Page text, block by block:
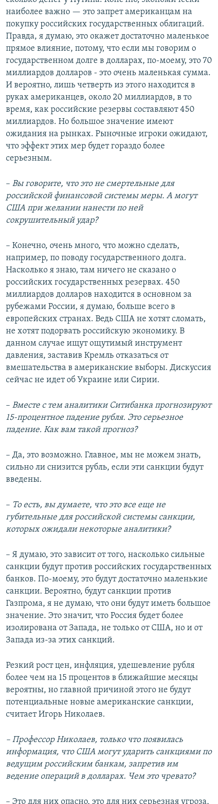
наиболее важно — это запрет американцам на
покупку российских государственных облигаций.
Правда, я думаю, это окажет достаточно маленькое
прямое влияние, потому, что если мы говорим о
государственном долге в долларах, по-моему, это 70
миллиардов долларов - это очень маленькая сумма.
И вероятно, лишь четверть из этого находится в
руках американцев, около 20 миллиардов, в то
время, как российские резервы составляют 450
миллиардов. Но большое значение имеют
ожидания на рынках. Рыночные игроки ожидают,
что эффект этих мер будет гораздо более
серьезным.
– Вы говорите, что это не смертельные для
российской финансовой системы меры. А могут
США при желании нанести по ней
сокрушительный удар?
– Конечно, очень много, что можно сделать,
например, по поводу государственного долга.
Насколько я знаю, там ничего не сказано о
российских государственных резервах. 450
миллиардов долларов находится в основном за
рубежами России, я думаю, больше всего в
европейских странах. Ведь США не хотят сломать,
не хотят подорвать российскую экономику. В
данном случае ищут ощутимый инструмент
давления, заставив Кремль отказаться от
вмешательства в американские выборы. Дискуссия
сейчас не идет об Украине или Сирии.
– Вместе с тем аналитики Ситибанка прогнозируют
15-процентное падение рубля. Это серьезное
падение. Как вам такой прогноз?
– Да, это возможно. Главное, мы не можем знать,
сильно ли снизится рубль, если эти санкции будут
введены.
– То есть, вы думаете, что это все еще не
губительные для российской системы санкции,
которых ожидали некоторые аналитики?
– Я думаю, это зависит от того, насколько сильные
санкции будут против российских государственных
банков. По-моему, это будут достаточно маленькие
санкции. Вероятно, будут санкции против
Газпрома, я не думаю, что они будут иметь большое
значение. Это значит, что Россия будет более
изолирована от Запада, не только от США, но и от
Запада из-за этих санкций.
Резкий рост цен, инфляция, удешевление рубля
более чем на 15 процентов в ближайшие месяцы
вероятны, но главной причиной этого не будут
потенциальные новые американские санкции,
считает Игорь Николаев.
– Профессор Николаев, только что появилась
информация, что США могут ударить санкциями по
ведущим российским банкам, запретив им
ведение операций в долларах. Чем это чревато?
– Это для них опасно, это для них серьезная угроза,